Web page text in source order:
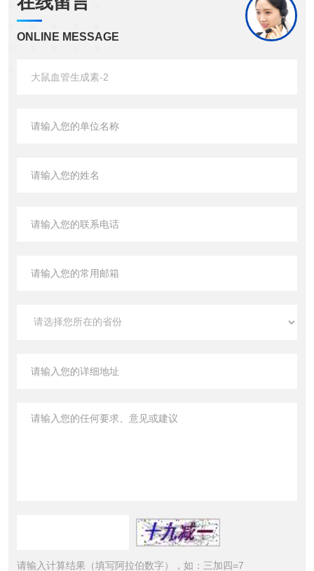
ONLINE MESSAGE
请输入计算结果（填写阿拉伯数字），如：三加四=7